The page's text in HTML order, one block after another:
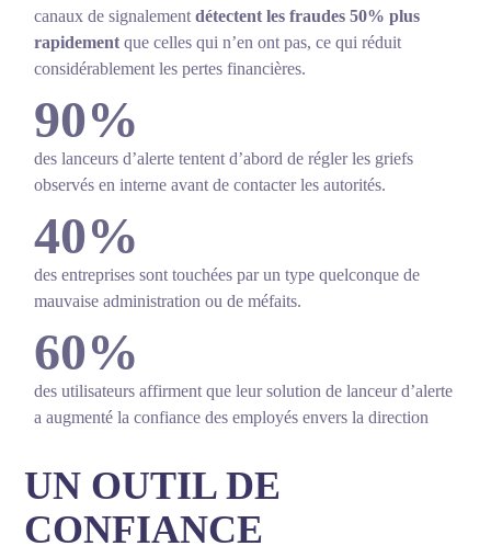
canaux de signalementdétectent les fraudes 50% plus
rapidementque celles qui n’en ont pas, ce qui réduit
considérablement les pertes financières.
90%
des lanceurs d’alerte tentent d’abord de régler les griefs
observés en interne avant de contacter les autorités.
40%
des entreprises sont touchées par un type quelconque de
mauvaise administration ou de méfaits.
60%
des utilisateurs affirment que leur solution de lanceur d’alerte
a augmenté la confiance des employés envers la direction
UN OUTIL DE
CONFIANCE